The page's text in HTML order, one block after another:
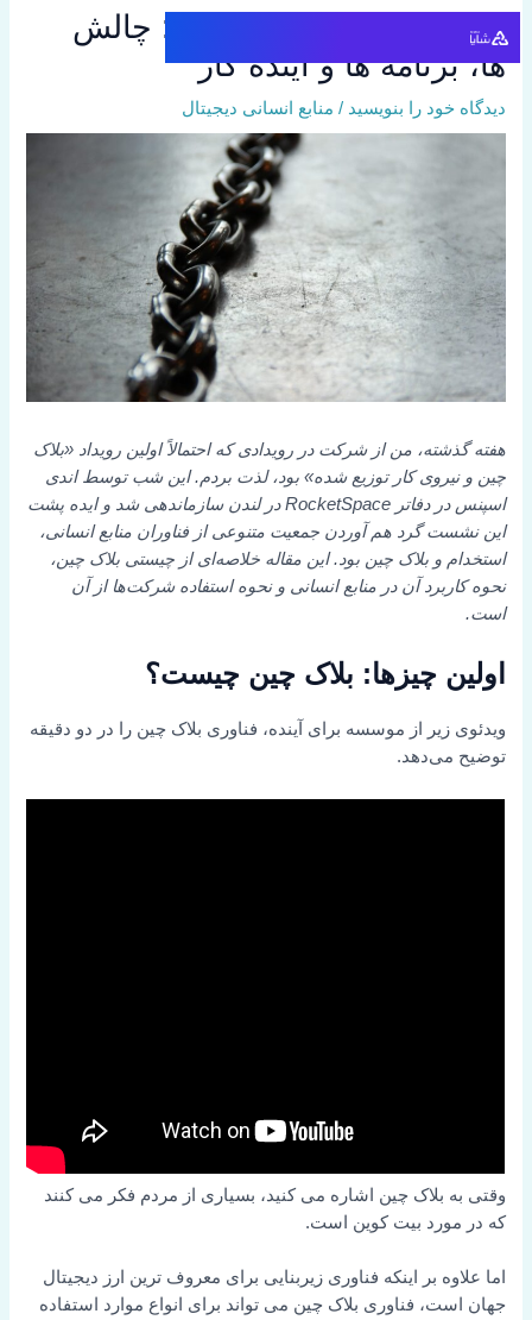
پرش
محتوا
بلاک چین در منابع انسانی: چالش
ها، برنامه ها و آینده کار
دیدگاه‌ خود را بنویسید / منابع انسانی دیجیتال
هفته گذشته، من از شرکت در رویدادی که احتمالاً اولین رویداد «بلاک
چین و نیروی کار توزیع شده» بود، لذت بردم. این شب توسط اندی
اسپنس در دفاتر RocketSpace در لندن سازماندهی شد و ایده پشت
این نشست گرد هم آوردن جمعیت متنوعی از فناوران منابع انسانی،
استخدام و بلاک چین بود. این مقاله خلاصه‌ای از چیستی بلاک چین،
نحوه کاربرد آن در منابع انسانی و نحوه استفاده شرکت‌ها از آن
است.
اولین چیزها: بلاک چین چیست؟
ویدئوی زیر از موسسه برای آینده، فناوری بلاک چین را در دو دقیقه
توضیح می‌دهد.
وقتی به بلاک چین اشاره می کنید، بسیاری از مردم فکر می کنند
که در مورد بیت کوین است.
اما علاوه بر اینکه فناوری زیربنایی برای معروف ترین ارز دیجیتال
جهان است، فناوری بلاک چین می تواند برای انواع موارد استفاده